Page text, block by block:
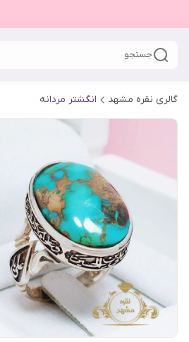
جستجو
گالری نقره مشهد انگشتر مردانه